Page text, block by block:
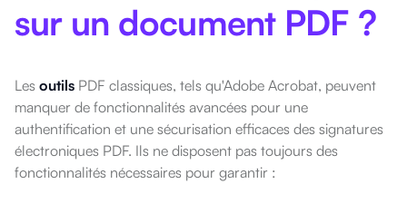
sur un document PDF ?
Les outils PDF classiques, tels qu'Adobe Acrobat, peuvent
manquer de fonctionnalités avancées pour une
authentification et une sécurisation efficaces des signatures
électroniques PDF. Ils ne disposent pas toujours des
fonctionnalités nécessaires pour garantir :